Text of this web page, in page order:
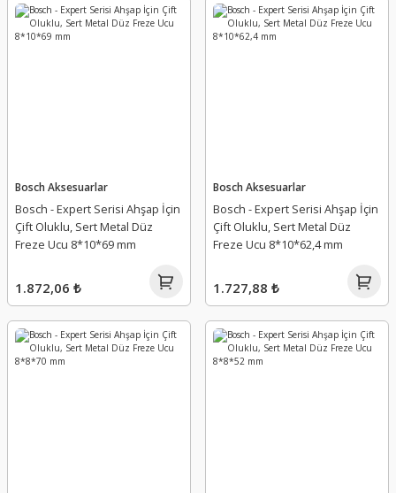
Bosch Aksesuarlar
Bosch - Expert Serisi Ahşap İçin
Çift Oluklu, Sert Metal Düz
Freze Ucu 8*10*69 mm
1.872,06 ₺
Bosch Aksesuarlar
Bosch - Expert Serisi Ahşap İçin
Çift Oluklu, Sert Metal Düz
Freze Ucu 8*10*62,4 mm
1.727,88 ₺